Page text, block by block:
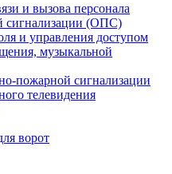
и вызова персонала
сигнализации (ОПС)
и управления доступом
музыкальной
пожарной сигнализации
телевидения
ворот